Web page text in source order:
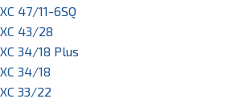
XC 47/11-6SQ
XC 43/28
XC 34/18 Plus
XC 34/18
XC 33/22